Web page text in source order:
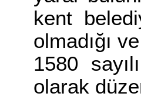
kent
olmadığı
1580
olarak